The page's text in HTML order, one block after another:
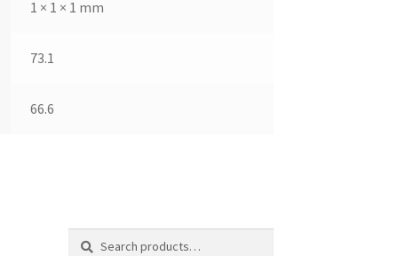
1 × 1 × 1 mm
73.1
66.6
Search
Search